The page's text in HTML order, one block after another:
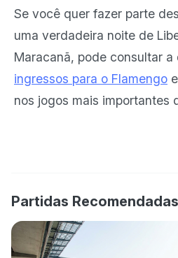
Se você quer fazer parte
uma verdadeira noite de
Maracanã, pode consultar
ingressos para o Flamengo
nos jogos mais importantes
Partidas Recomendadas